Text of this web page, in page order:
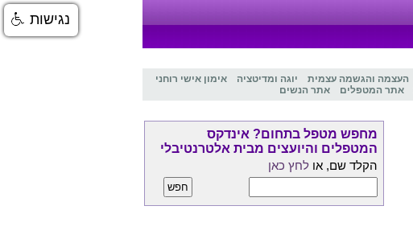
העצמה והגשמה עצמית יוגה ומדיטציה
אימון אישי רוחני
אתר המטפלים אתר הנשים
מחפש מטפל בתחום? אינדקס
המטפלים והיועצים מבית אלטרנטיבלי
הקלד שם, או לחץ כאן
נגישות